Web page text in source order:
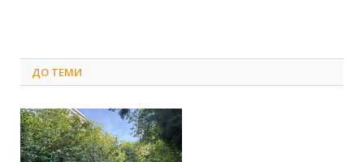
ДО ТЕМИ